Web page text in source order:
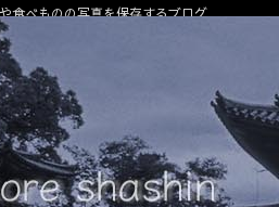
食べものの写真を保存するブログ